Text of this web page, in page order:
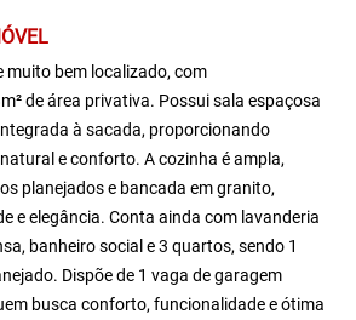
muito bem localizado, com
de área privativa. Possui sala espaçosa
à sacada, proporcionando
e conforto. A cozinha é ampla,
planejados e bancada em granito,
e elegância. Conta ainda com lavanderia
banheiro social e 3 quartos, sendo 1
Dispõe de 1 vaga de garagem
busca conforto, funcionalidade e ótima